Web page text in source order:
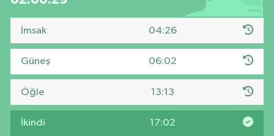
İmsak 04:26
Güneş 06:02
Öğle 13:13
İkindi 17:02